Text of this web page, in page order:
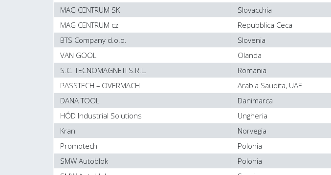
MAG CENTRUM SK
Slovacchia
MAG CENTRUM cz
Repubblica Ceca
BTS Company d.o.o.
Slovenia
VAN GOOL
Olanda
S.C. TECNOMAGNETI S.R.L.
Romania
PASSTECH – OVERMACH
Arabia Saudita, UAE
DANA TOOL
Danimarca
HÓD Industrial Solutions
Ungheria
Kran
Norvegia
Promotech
Polonia
SMW Autoblok
Polonia